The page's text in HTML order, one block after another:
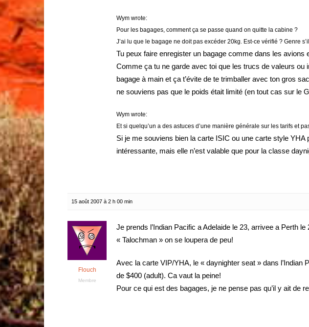
Wym wrote:
Pour les bagages, comment ça se passe quand on quitte la cabine ?
J’ai lu que le bagage ne doit pas excéder 20kg. Est-ce vérifié ? Genre
Tu peux faire enregister un bagage comme dans les avions
Comme ça tu ne garde avec toi que les trucs de valeurs ou
bagage à main et ça t’évite de te trimballer avec ton gros
ne souviens pas que le poids était limité (en tout cas sur le
Wym wrote:
Et si quelqu’un a des astuces d’une manière générale sur les tarifs et
Si je me souviens bien la carte ISIC ou une carte style YHA
intéressante, mais elle n’est valable que pour la classe
15 août 2007 à 2 h 00 min
Flouch
Membre
Je prends l’Indian Pacific a Adelaide le 23, arrivee a Perth
« Talochman » on se loupera de peu!
Avec la carte VIP/YHA, le « daynighter seat » dans l’Indian
de $400 (adult). Ca vaut la peine!
Pour ce qui est des bagages, je ne pense pas qu’il y ait de